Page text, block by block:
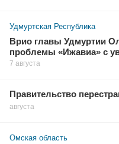
Удмуртская Республика
Врио главы Удмуртии
проблемы «Ижавиа» с
7 августа
Правительство
августа
Омская область